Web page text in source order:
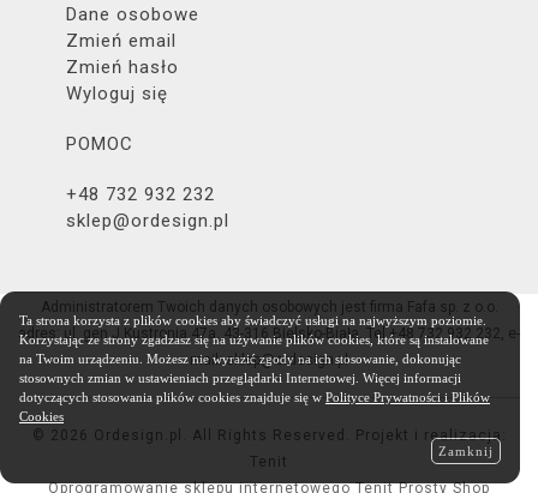
Dane osobowe
Zmień email
Zmień hasło
Wyloguj się
POMOC
+48 732 932 232
sklep@ordesign.pl
Administratorem Twoich danych osobowych jest firma Fafa sp. z o.o.
adres: ul. gen.J.Kustronia 47a, 43-316 Bielsko-Biała, Tel.+48 732 932 232, e-
mail: sklep@ordesign.pl
© 2026 Ordesign.pl. All Rights Reserved. Projekt i realizacja:
Tenit
Oprogramowanie sklepu internetowego Tenit Prosty Shop
Ta strona korzysta z plików cookies aby świadczyć usługi na najwyższym poziomie.
Korzystając ze strony zgadzasz się na używanie plików cookies, które są instalowane
na Twoim urządzeniu. Możesz nie wyrazić zgody na ich stosowanie, dokonując
stosownych zmian w ustawieniach przeglądarki Internetowej. Więcej informacji
dotyczących stosowania plików cookies znajduje się w Polityce Prywatności i Plików
Cookies
Zamknij